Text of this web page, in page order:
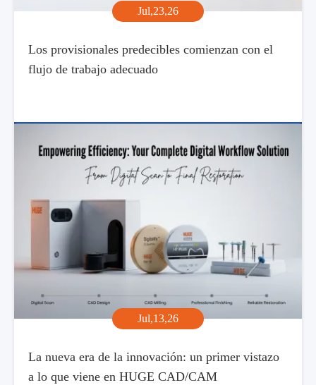
Jul,23,26
Los provisionales predecibles comienzan con el
flujo de trabajo adecuado
Jul,13,26
La nueva era de la innovación: un primer vistazo
a lo que viene en HUGE CAD/CAM